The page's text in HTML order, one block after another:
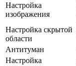
Настройка
изображения
Настройка скрытой
области
Антитуман
Настройка